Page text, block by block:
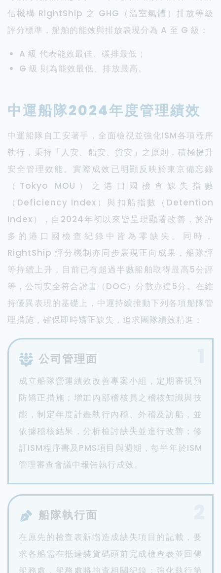
估機構 RightShip 之 GHG（溫室氣體）排放等級
評分標準，船舶的能效與排放表現分為 A 至 G 級：
A 級 代表能效最佳、碳排最低；
G 級 則為能效最低、排放最高。
中運船隊2024年度管理績效
中運船隊自工安著手，全面檢視並強化ISM各項程序
執行，秉持「人安、船安、貨安」之原則，積極提升
安全管理效能。實際成效已明顯反映於東京備忘錄
（Tokyo MOU）之港口國檢查缺失指數
（Deficiency Index）與扣船指數（Detention
Index），自2024年初以來皆呈現顯著改善，於許
多的港口國檢查紀錄中皆為零缺失。同時，
RightShip 評分機制亦同步展現正向成果，船隊評
等持續上升，目前已有超過半數船舶取得最高5分評
等，公司安全符合證書（DOC）分數亦達5分。在維
持優異表現的基礎上，中運持續推動下列各項船隊管
理措施，確保即時矯正缺失，追求團隊績效精進：
公司管理面
成立船隊營運績效改善專案小組，定期審視預
防矯正措施；增加內部稽核員之稽核知識與技
能，制定年度計畫執行內稽、外稽及訪船，並
依據稽核結果，分析檢討缺失並進行改善；修
訂ISM程序書及PMS項目與週期，每半年於ISM
管理審查會議中報告執行成效。
船隊執行面
在原先的檢查表新增造成缺失項目的記載，要
求各船需在抵達裝貨碼頭前完成檢查表並回傳
船務處，船務處將抽查相關紀錄；強化執行第